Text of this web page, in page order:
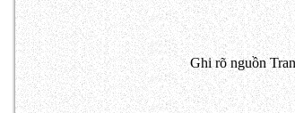
Ghi rõ nguồn